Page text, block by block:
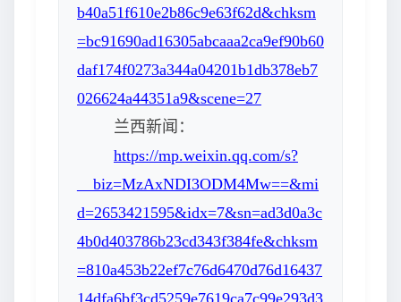
b40a51f610e2b86c9e63f62d&chksm
=bc91690ad16305abcaaa2ca9ef90b60
daf174f0273a344a04201b1db378eb7
026624a44351a9&scene=27
兰西新闻：
https://mp.weixin.qq.com/s?
__biz=MzAxNDI3ODM4Mw==&mi
d=2653421595&idx=7&sn=ad3d0a3c
4b0d403786b23cd343f384fe&chksm
=810a453b22ef7c76d6470d76d16437